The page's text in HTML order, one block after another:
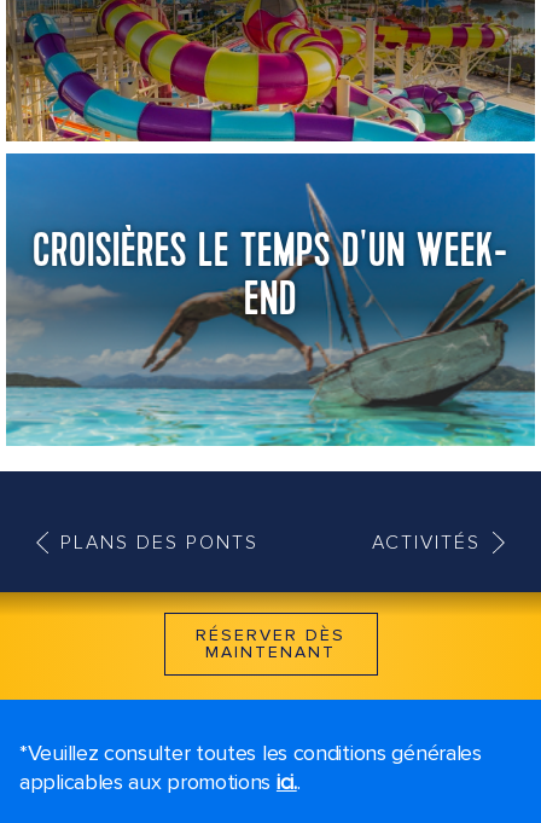
CROISIÈRES LE TEMPS D'UN WEEK-
END
PLANS DES PONTS ACTIVITÉS
RÉSERVER DÈS
MAINTENANT
*Veuillez consulter toutes les conditions générales
applicables aux promotions ici..